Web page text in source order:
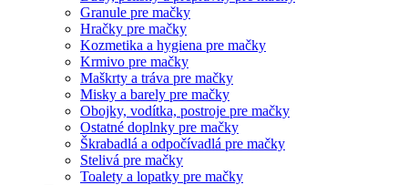
Granule pre mačky
Hračky pre mačky
Kozmetika a hygiena pre mačky
Krmivo pre mačky
Maškrty a tráva pre mačky
Misky a barely pre mačky
Obojky, vodítka, postroje pre mačky
Ostatné doplnky pre mačky
Škrabadlá a odpočívadlá pre mačky
Stelivá pre mačky
Toalety a lopatky pre mačky